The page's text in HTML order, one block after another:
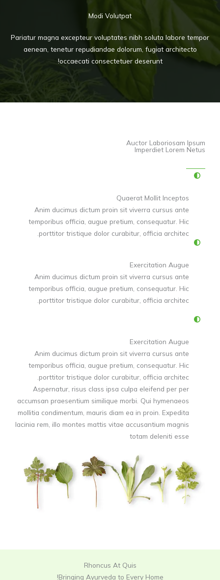
Modi Volutpat
Pariatur magna excepteur voluptates nibh soluta labore tempor
aenean, tenetur repudiandae dolorum, fugiat architecto
occaecati consectetuer deserunt!
Auctor Laboriosam Ipsum
Imperdiet Lorem Netus
Quaerat Mollit Inceptos
Anim ducimus dictum proin sit viverra cursus ante
temporibus officia, augue pretium, consequatur. Hic
porttitor tristique dolor curabitur, officia architec.
Exercitation Augue
Anim ducimus dictum proin sit viverra cursus ante
temporibus officia, augue pretium, consequatur. Hic
porttitor tristique dolor curabitur, officia architec.
Exercitation Augue
Anim ducimus dictum proin sit viverra cursus ante
temporibus officia, augue pretium, consequatur. Hic
porttitor tristique dolor curabitur, officia architec.
Aspernatur, risus class ipsa culpa eleifend per per
accumsan praesentium similique morbi. Qui hymenaeos
mollitia condimentum, mauris diam ea in proin. Expedita
lacinia rem, illo montes mattis vitae accusantium magnis
totam deleniti esse
Rhoncus At Quis
Bringing Ayurveda to Every Home!